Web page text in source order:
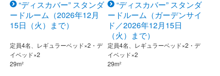
“ディスカバー” スタンダ
ードルーム（2026年12月
15日（火）まで）
定員4名、レギュラーベッド×2・デ
イベッド×2
29m²
“ディスカバー” スタンダ
ードルーム（ガーデンサイ
ド／2026年12月15日
（火）まで）
定員4名、レギュラーベッド×2・デ
イベッド×2
29m²